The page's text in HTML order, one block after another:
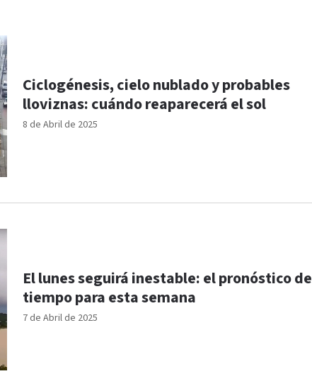
8 de Abril de 2025
Ciclogénesis, cielo nublado y probables
lloviznas: cuándo reaparecerá el sol
7 de Abril de 2025
El lunes seguirá inestable: el pronóstico
tiempo para esta semana